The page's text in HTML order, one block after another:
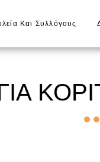
Και Συλλόγους